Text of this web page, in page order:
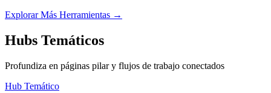
Explorar Más Herramientas →
Hubs Temáticos
Profundiza en páginas pilar y flujos de trabajo conectados
Hub Temático